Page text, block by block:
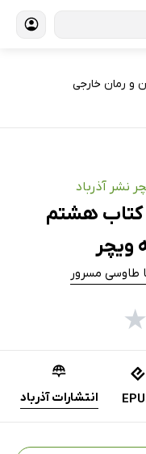
و رمان خارجی
هشتم
ویچر
طاوسی مسرور
★
انتشارات آذرباد